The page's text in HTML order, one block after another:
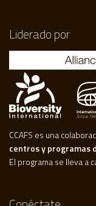
Liderado por
CCAFS es una
centros y programas
El programa se lleva a